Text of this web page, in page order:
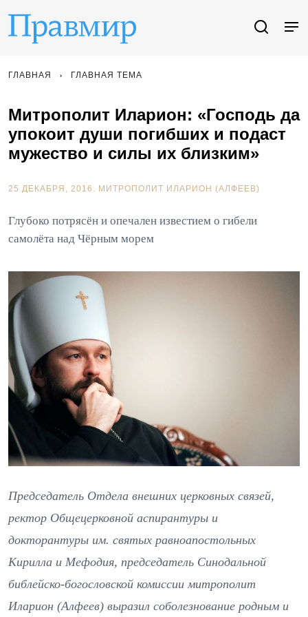
ГЛАВНАЯ ГЛАВНАЯ ТЕМА
Митрополит Иларион: «Господь да
упокоит души погибших и подаст
мужество и силы их близким»
25 ДЕКАБРЯ, 2016. МИТРОПОЛИТ ИЛАРИОН (АЛФЕЕВ)
Глубоко потрясён и опечален известием о гибели
самолёта над Чёрным морем
Председатель Отдела внешних церковных связей,
ректор Общецерковной аспирантуры и
докторантуры им. святых равноапостольных
Кирилла и Мефодия, председатель Синодальной
библейско-богословской комиссии митрополит
Иларион (Алфеев) выразил соболезнование родным и